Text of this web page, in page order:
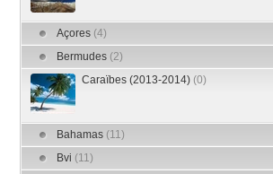
Açores (4)
Bermudes (2)
Caraïbes (2013-2014) (0)
Bahamas (11)
Bvi (11)